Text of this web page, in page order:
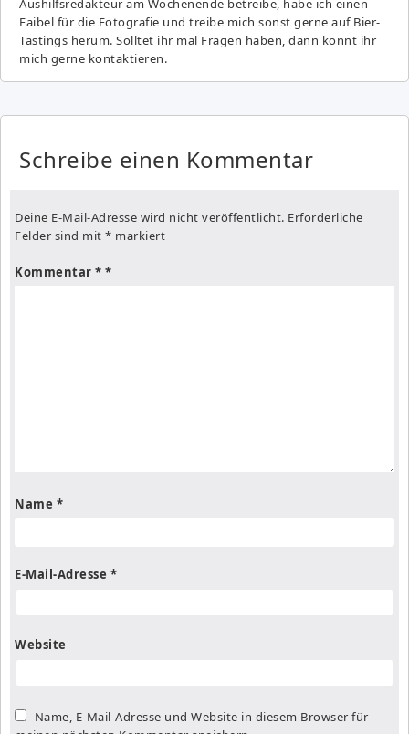
Aushilfsredakteur am Wochenende betreibe, habe ich einen
Faibel für die Fotografie und treibe mich sonst gerne auf Bier-
Tastings herum. Solltet ihr mal Fragen haben, dann könnt ihr
mich gerne kontaktieren.
Schreibe einen Kommentar
Deine E-Mail-Adresse wird nicht veröffentlicht. Erforderliche
Felder sind mit * markiert
Kommentar *
Name *
E-Mail-Adresse *
Website
Name, E-Mail-Adresse und Website in diesem Browser für